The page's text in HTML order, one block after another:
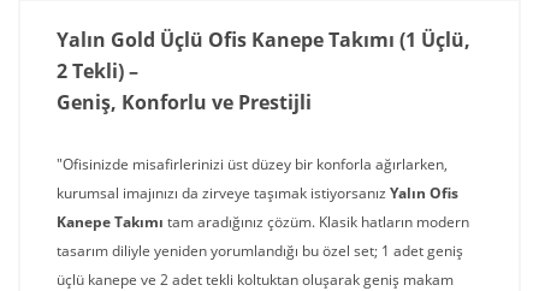
Yalın Gold Üçlü Ofis Kanepe Takımı (1 Üçlü,
2 Tekli) –
Geniş, Konforlu ve Prestijli
"Ofisinizde misafirlerinizi üst düzey bir konforla ağırlarken,
kurumsal imajınızı da zirveye taşımak istiyorsanız Yalın Ofis
Kanepe Takımı tam aradığınız çözüm. Klasik hatların modern
tasarım diliyle yeniden yorumlandığı bu özel set; 1 adet geniş
üçlü kanepe ve 2 adet tekli koltuktan oluşarak geniş makam